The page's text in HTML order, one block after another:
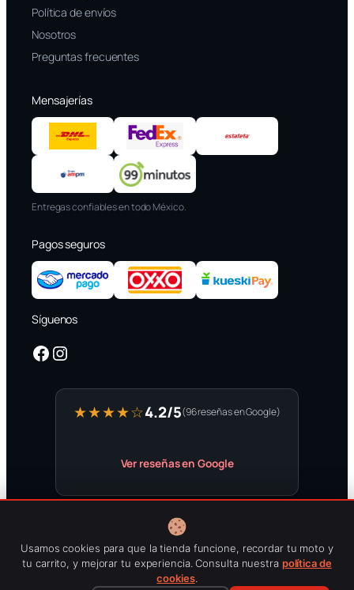
Política de envíos
Nosotros
Preguntas frecuentes
Mensajerías
Entregas confiables en todo México.
Pagos seguros
Síguenos
Facebook Instagram
★★★★☆4.2/5(96 reseñas en Google)
Ver reseñas en Google
·Envíos
FAQ
Usamos cookies para que la tienda funcione, recordar tu moto y
tu carrito, y mejorar tu experiencia. Consulta nuestra política de
cookies.